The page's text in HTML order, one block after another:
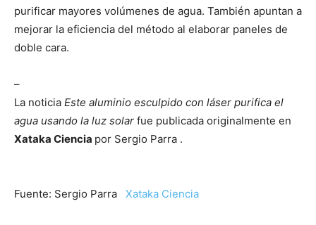
purificar mayores volúmenes de agua. También apuntan a
mejorar la eficiencia del método al elaborar paneles de
doble cara.
–
La noticia Este aluminio esculpido con láser purifica el
agua usando la luz solar fue publicada originalmente en
Xataka Ciencia por Sergio Parra .
Fuente: Sergio Parra Xataka Ciencia